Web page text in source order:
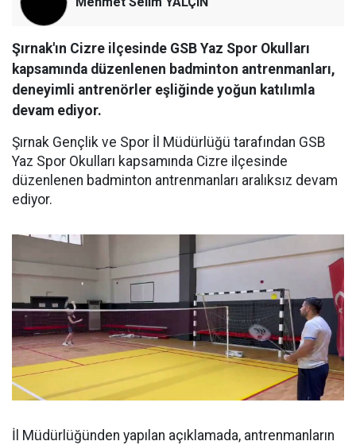
Şırnak'ın Cizre ilçesinde GSB Yaz Spor Okulları
kapsamında düzenlenen badminton antrenmanları,
deneyimli antrenörler eşliğinde yoğun katılımla
devam ediyor.
Şırnak Gençlik ve Spor İl Müdürlüğü tarafından GSB
Yaz Spor Okulları kapsamında Cizre ilçesinde
düzenlenen badminton antrenmanları aralıksız devam
ediyor.
İl Müdürlüğünden yapılan açıklamada, antrenmanların